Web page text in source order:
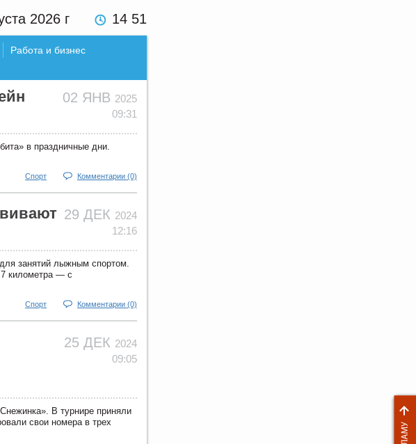
2026 г 14:51
Работа и бизнес
02 ЯНВ 2025
09:31
в праздничные дни.
Спорт Комментарии (0)
29 ДЕК 2024
12:16
занятий лыжным спортом.
километра — с
Спорт Комментарии (0)
25 ДЕК 2024
09:05
В турнире приняли
свои номера в трех